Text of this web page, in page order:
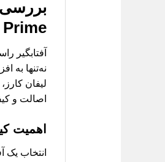
آفتابگیر
نه‌تنها به
لیفان
اصالت و
اهمیت
انتخاب یک